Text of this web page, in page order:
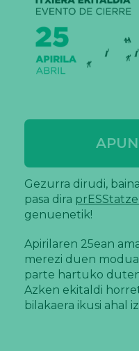
Gezurra dirudi,
pasa dira
genuenetik!
Apirilaren 25ean
merezi duen
parte hartuko
Azken ekitaldi
bilakaera ikusi ahal